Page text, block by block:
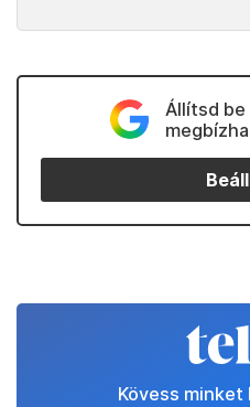
Állítsd be
Kövess minket